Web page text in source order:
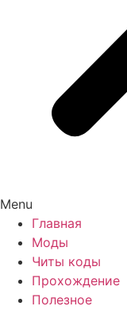
Menu
Главная
Моды
Читы коды
Прохождение
Полезное